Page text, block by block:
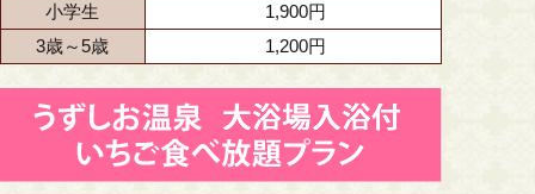
小学生
1,900円
3歳～5歳
1,200円